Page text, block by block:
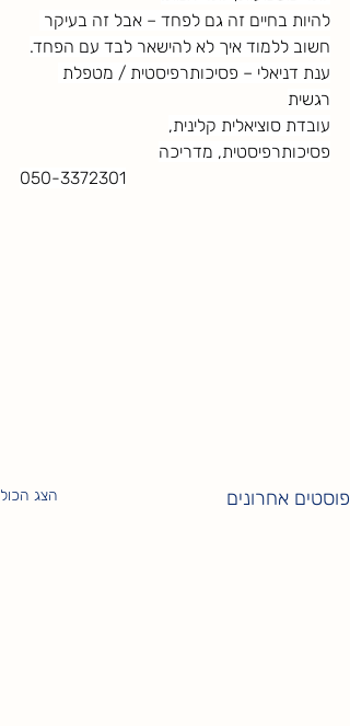
להיות בחיים זה גם לפחד – אבל זה בעיקר
חשוב ללמוד איך לא להישאר לבד עם הפחד.
ענת דניאלי – פסיכותרפיסטית / מטפלת
רגשית
עובדת סוציאלית קלינית,
פסיכותרפיסטית, מדריכה
050-3372301
פוסטים אחרונים הצג הכול